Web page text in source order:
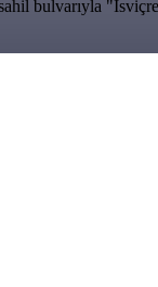
bulvarıyla